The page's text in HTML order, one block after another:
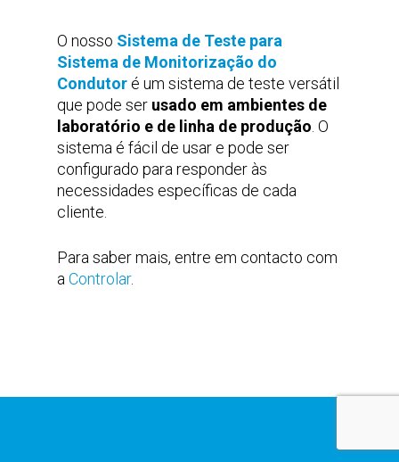
O nosso Sistema de Teste para
Sistema de Monitorização do
Condutor é um sistema de teste versátil
que pode ser usado em ambientes de
laboratório e de linha de produção . O
sistema é fácil de usar e pode ser
configurado para responder às
necessidades específicas de cada
cliente.
Para saber mais, entre em contacto com
a Controlar.